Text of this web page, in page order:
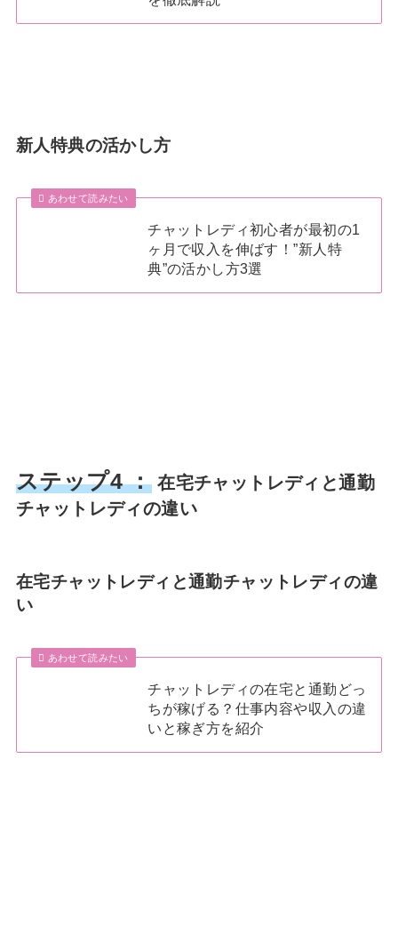
新人特典の活かし方
あわせて読みたい
チャットレディ初心者が最初の1
ヶ月で収入を伸ばす！”新人特
典”の活かし方3選
ステップ4 ：在宅チャットレディと通勤
チャットレディの違い
在宅チャットレディと通勤チャットレディの違
い
あわせて読みたい
チャットレディの在宅と通勤どっ
ちが稼げる？仕事内容や収入の違
いと稼ぎ方を紹介